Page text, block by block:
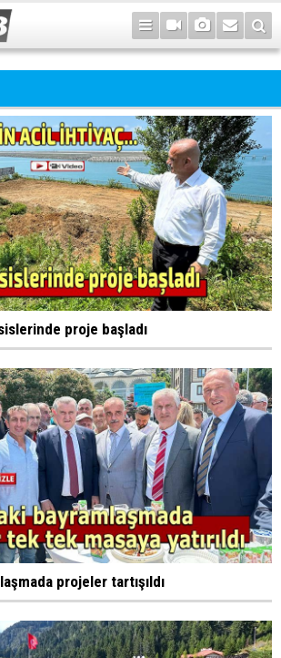
proje başladı
projeler tartışıldı